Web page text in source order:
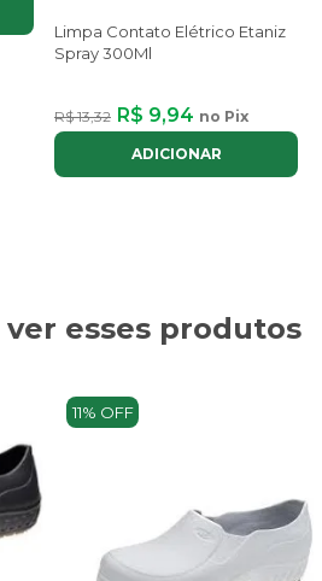
Limpa Contato Elétrico Etaniz
Spray 300Ml
R$ 13,32 R$ 9,94 no Pix
ADICIONAR
esses produtos
11% OFF